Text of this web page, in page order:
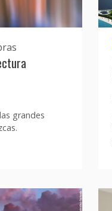
grandes